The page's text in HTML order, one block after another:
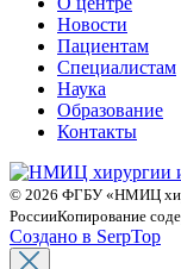
Новости
Пациентам
Специалистам
Наука
Образование
Контакты
© 2026 ФГБУ «НМИЦ
РоссииКопирование
Создано в SerpTop